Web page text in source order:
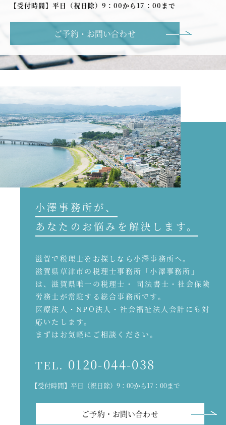
【受付時間】平日（祝日除）9：00から17：00まで
ご予約・お問い合わせ
小澤事務所が、
あなたのお悩みを解決します。
滋賀で税理士をお探しなら小澤事務所へ。
滋賀県草津市の税理士事務所「小澤事務所」
は、滋賀県唯一の税理士・ 司法書士・社会保険
労務士が常駐する総合事務所です。
医療法人・NPO法人・社会福祉法人会計にも対
応いたします。
まずはお気軽にご相談ください。
TEL. 0120-044-038
【受付時間】平日（祝日除）9：00から17：00まで
ご予約・お問い合わせ